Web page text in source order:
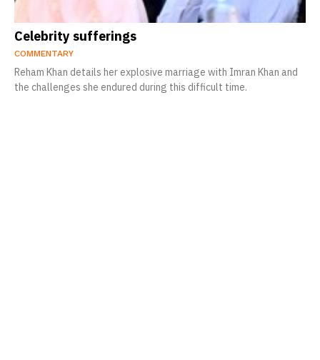
Celebrity sufferings
COMMENTARY
Reham Khan details her explosive marriage with Imran Khan and
the challenges she endured during this difficult time.